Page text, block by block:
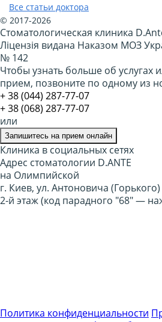
Все статьи доктора
© 2017-2026
Стоматологическая клиника
Ліцензія видана Наказом МОЗ
№ 142
Чтобы узнать больше об услугах
прием, позвоните по одному из
​+ 38 (044) 287-77-07
+ 38 (068) 287-77-07
или
Запишитесь на прием онлайн
Клиника в социальных сетях
Адрес стоматологии D.ANTE
на Олимпийской
г. Киев, ул. Антоновича (Горького)
2-й этаж (код парадного "68" —
Политика конфиденциальности